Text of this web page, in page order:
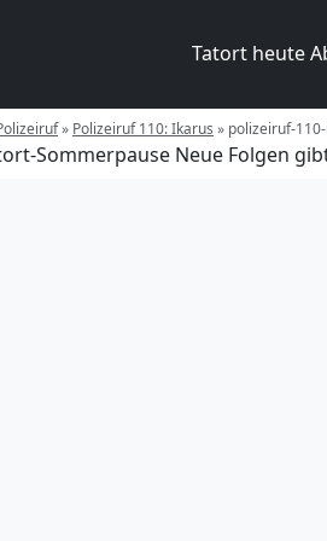
Tatort heute
» Polizeiruf 110: Ikarus » polizeiruf-
Sommerpause Neue Folgen